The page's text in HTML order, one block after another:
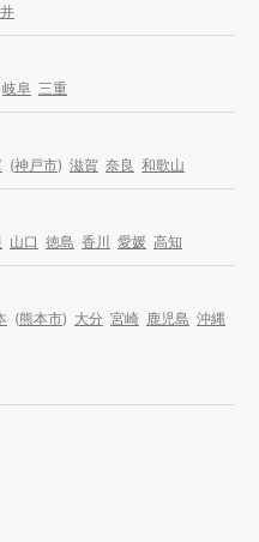
岐阜 三重
(神戸市) 滋賀 奈良 和歌山
山口 徳島 香川 愛媛 高知
(熊本市) 大分 宮崎 鹿児島 沖縄